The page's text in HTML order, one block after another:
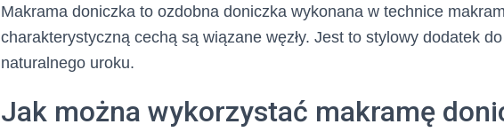
Makrama doniczka to ozdobna doniczka wykonana w technice
charakterystyczną cechą są wiązane węzły. Jest to stylowy dodatek do
naturalnego uroku.
Jak można wykorzystać makramę